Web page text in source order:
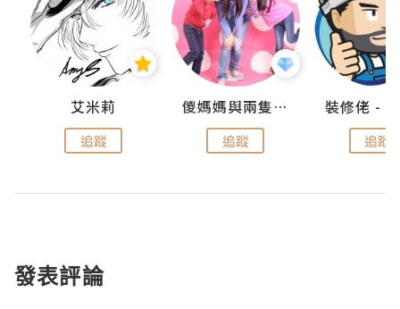
艾米莉
追蹤
儍媽媽與兩隻小魔怪之家
追蹤 追蹤
發表評論